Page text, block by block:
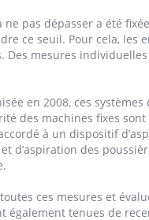
pas dépasser a été
ce seuil. Pour cela, les
Des mesures
en 2008, ces
des machines fixes sont
à un dispositif
d’aspiration des
ces mesures et
également tenues de